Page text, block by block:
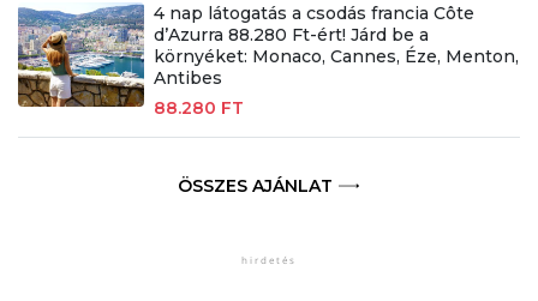
4 nap látogatás a csodás francia Côte
d’Azurra 88.280 Ft-ért! Járd be a
környéket: Monaco, Cannes, Éze, Menton,
Antibes
88.280 FT
ÖSSZES AJÁNLAT